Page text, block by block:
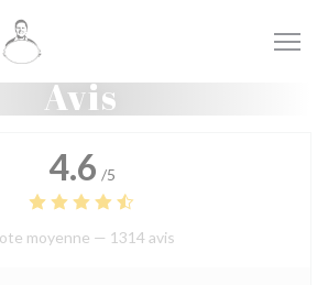
choix en matière de cookies
Avis
4.6 /5
moyenne — 1314 avis